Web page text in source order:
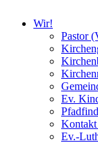
Wir!
Pastor
Ev.
Kontakt
Ev.-